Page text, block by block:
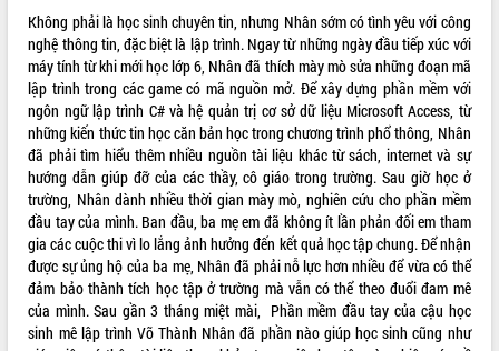
LIÊN KẾT WEB
THỐNG KÊ TRUY CẬP
Hôm nay: 30601
Tất cả: 66143715
Không phải là học sinh chuyên tin, nhưng Nhân sớm có tình yêu với công
nghệ thông tin, đặc biệt là lập trình. Ngay từ những ngày đầu tiếp xúc với
máy tính từ khi mới học lớp 6, Nhân đã thích mày mò sửa những đoạn mã
lập trình trong các game có mã nguồn mở. Để xây dựng phần mềm với
ngôn ngữ lập trình C# và hệ quản trị cơ sở dữ liệu Microsoft Access, từ
những kiến thức tin học căn bản học trong chương trình phổ thông, Nhân
đã phải tìm hiểu thêm nhiều nguồn tài liệu khác từ sách, internet và sự
hướng dẫn giúp đỡ của các thầy, cô giáo trong trường. Sau giờ học ở
trường, Nhân dành nhiều thời gian mày mò, nghiên cứu cho phần mềm
đầu tay của mình. Ban đầu, ba mẹ em đã không ít lần phản đối em tham
gia các cuộc thi vì lo lắng ảnh hưởng đến kết quả học tập chung. Để nhận
được sự ủng hộ của ba mẹ, Nhân đã phải nỗ lực hơn nhiều để vừa có thể
đảm bảo thành tích học tập ở trường mà vẫn có thể theo đuổi đam mê
của mình. Sau gần 3 tháng miệt mài, Phần mềm đầu tay của cậu học
sinh mê lập trình Võ Thành Nhân đã phần nào giúp học sinh cũng như